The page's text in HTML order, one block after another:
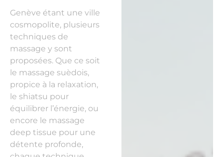
Genève étant une ville
cosmopolite, plusieurs
techniques de
massage y sont
proposées. Que ce soit
le massage suèdois,
propice à la relaxation,
le shiatsu pour
équilibrer l’énergie, ou
encore le massage
deep tissue pour une
détente profonde,